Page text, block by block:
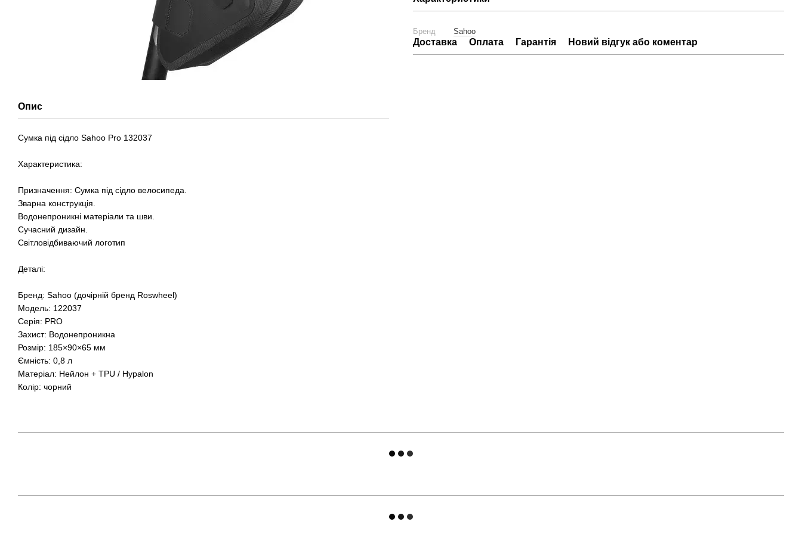
Опис
Сумка під сідло Sahoo Pro 132037
Характеристика:
Призначення: Сумка під сідло велосипеда.
Зварна конструкція.
Водонепроникні матеріали та шви.
Сучасний дизайн.
Світловідбиваючий логотип
Деталі:
Бренд: Sahoo (дочірній бренд Roswheel)
Модель: 122037
Серія: PRO
Захист: Водонепроникна
Розмір: 185×90×65 мм
Ємність: 0,8 л
Матеріал: Нейлон + TPU / Hypalon
Колір: чорний
Бренд Sahoo
Доставка Оплата Гарантія Новий відгук або коментар